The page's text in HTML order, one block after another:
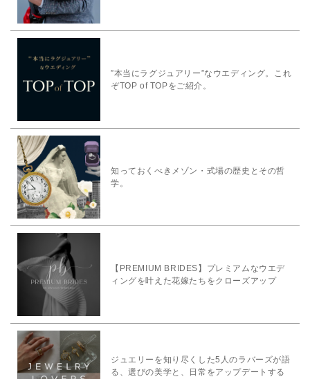
”本当にラグジュアリー”なウエディング。これ
ぞTOP of TOPをご紹介。
知っておくべきメゾン・式場の歴史とその哲
学。
【PREMIUM BRIDES】プレミアムなウエデ
ィングを叶えた花嫁たちをクローズアップ
ジュエリーを知り尽くした5人のラバーズが語
る、選びの美学と、日常をアップデートする